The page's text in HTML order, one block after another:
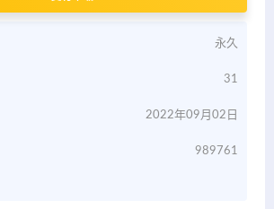
永久
31
2022年09月02日
989761